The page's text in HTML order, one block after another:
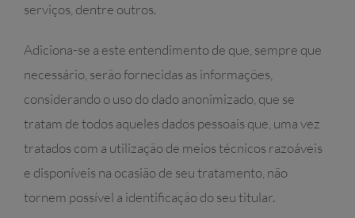
serviços, dentre outros.
Adiciona-se a este entendimento de que, sempre que
necessário, serão fornecidas as informações,
considerando o uso do dado anonimizado, que se
tratam de todos aqueles dados pessoais que, uma vez
tratados com a utilização de meios técnicos razoáveis
e disponíveis na ocasião de seu tratamento, não
tornem possível a identificação do seu titular.